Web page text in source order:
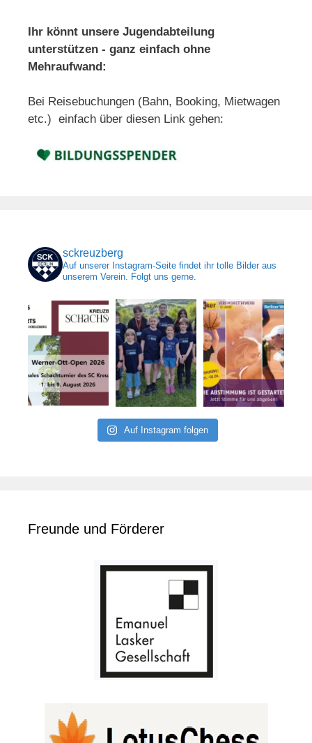
Ihr könnt unsere Jugendabteilung
unterstützen - ganz einfach ohne
Mehraufwand:
Bei Reisebuchungen (Bahn, Booking, Mietwagen
etc.) einfach über diesen Link gehen:
sckreuzberg
Auf unserer Instagram-Seite findet ihr tolle Bilder aus
unserem Verein. Folgt uns gerne.
Auf Instagram folgen
Freunde und Förderer